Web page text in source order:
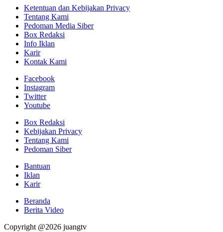
Ketentuan dan Kebijakan Privacy
Tentang Kami
Pedoman Media Siber
Box Redaksi
Info Iklan
Karir
Kontak Kami
Facebook
Instagram
Twitter
Youtube
Box Redaksi
Kebijakan Privacy
Tentang Kami
Pedoman Siber
Bantuan
Iklan
Karir
Beranda
Berita Video
Copyright @2026 juangtv